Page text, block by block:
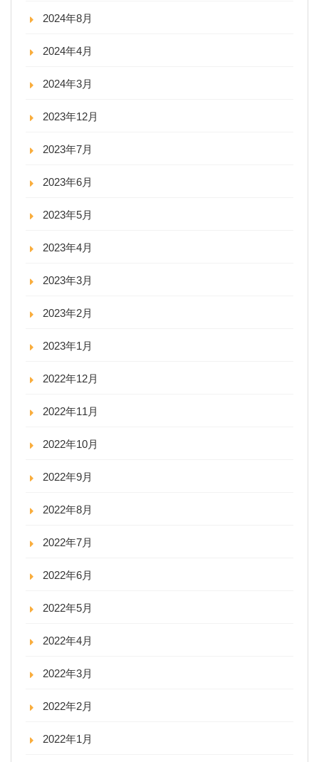
2024年8月
2024年4月
2024年3月
2023年12月
2023年7月
2023年6月
2023年5月
2023年4月
2023年3月
2023年2月
2023年1月
2022年12月
2022年11月
2022年10月
2022年9月
2022年8月
2022年7月
2022年6月
2022年5月
2022年4月
2022年3月
2022年2月
2022年1月